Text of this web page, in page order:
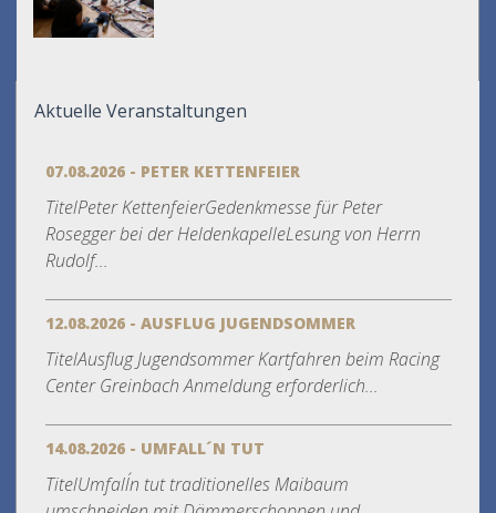
Aktuelle Veranstaltungen
07.08.2026 - PETER KETTENFEIER
TitelPeter KettenfeierGedenkmesse für Peter
Rosegger bei der HeldenkapelleLesung von Herrn
Rudolf...
12.08.2026 - AUSFLUG JUGENDSOMMER
TitelAusflug Jugendsommer Kartfahren beim Racing
Center Greinbach Anmeldung erforderlich...
14.08.2026 - UMFALL´N TUT
TitelUmfall´n tut traditionelles Maibaum